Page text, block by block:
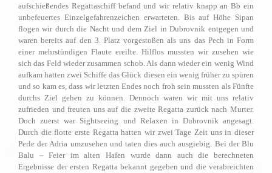
aufschießendes Regattaschiff befand und wir relativ knapp an Bb ein
unbefeuertes Einzelgefahrenzeichen erwarteten. Bis auf Höhe Sipan
flogen wir durch die Nacht und dem Ziel in Dubrovnik entgegen und
waren bereits auf den 3. Platz vorgestoßen als uns das Pech in Form
einer mehrstündigen Flaute ereilte. Hilflos mussten wir zusehen wie
sich das Feld wieder zusammen schob. Als dann wieder ein wenig Wind
aufkam hatten zwei Schiffe das Glück diesen ein wenig früher zu spüren
und so kam es, dass wir letzten Endes noch froh sein mussten als Fünfte
durchs Ziel gehen zu können. Dennoch waren wir mit uns relativ
zufrieden und freuten uns auf die zweite Regatta zurück nach Murter.
Doch zuerst war Sightseeing und Relaxen in Dubrovnik angesagt.
Durch die flotte erste Regatta hatten wir zwei Tage Zeit uns in dieser
Perle der Adria umzusehen und taten dies auch ausgiebig. Bei der Blu
Balu – Feier im alten Hafen wurde dann auch die berechneten
Ergebnisse der ersten Regatta bekannt gegeben und die verabreichten